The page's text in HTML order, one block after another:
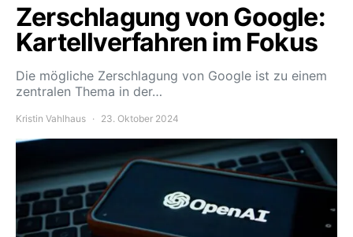
Zerschlagung von Google:
Kartellverfahren im Fokus
Die mögliche Zerschlagung von Google ist zu einem
zentralen Thema in der…
Kristin Vahlhaus 23. Oktober 2024